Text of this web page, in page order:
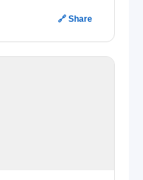
🔗 Share